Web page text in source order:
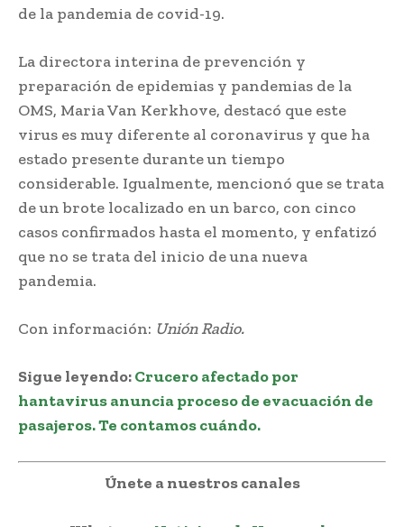
de la pandemia de covid-19.
La directora interina de prevención y
preparación de epidemias y pandemias de la
OMS, Maria Van Kerkhove, destacó que este
virus es muy diferente al coronavirus y que ha
estado presente durante un tiempo
considerable. Igualmente, mencionó que se trata
de un brote localizado en un barco, con cinco
casos confirmados hasta el momento, y enfatizó
que no se trata del inicio de una nueva
pandemia.
Con información: Unión Radio.
Sigue leyendo:Crucero afectado por
hantavirus anuncia proceso de evacuación de
pasajeros. Te contamos cuándo.
Únete a nuestros canales